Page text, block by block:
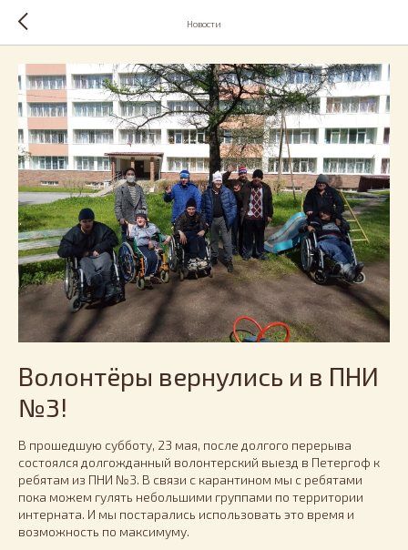
Новости
Волонтёры вернулись и в ПНИ
№3!
В прошедшую субботу, 23 мая, после долгого перерыва
состоялся долгожданный волонтерский выезд в Петергоф к
ребятам из ПНИ №3. В связи с карантином мы с ребятами
пока можем гулять небольшими группами по территории
интерната. И мы постарались использовать это время и
возможность по максимуму.